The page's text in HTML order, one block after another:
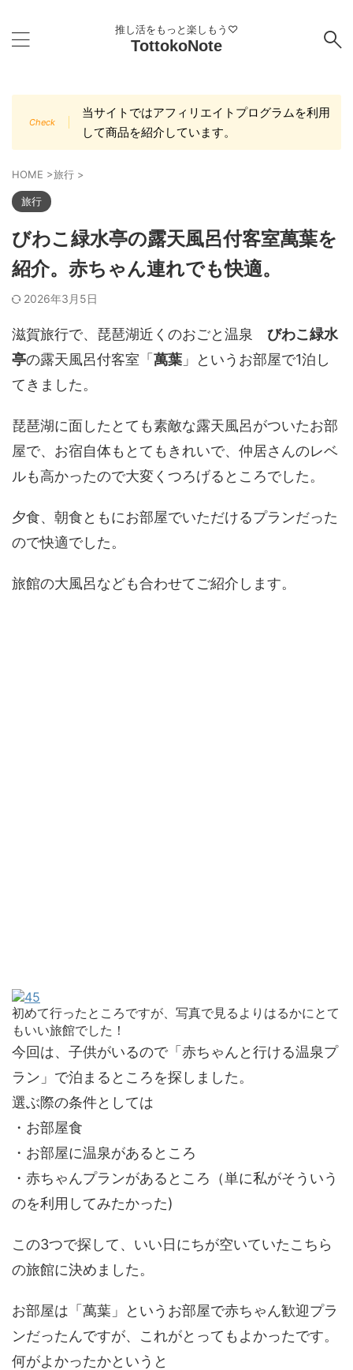
推し活をもっと楽しもう♡
TottokoNote
当サイトではアフィリエイトプログラムを利用
して商品を紹介しています。
HOME >旅行 >
旅行
びわこ緑水亭の露天風呂付客室萬葉を
紹介。赤ちゃん連れでも快適。
2026年3月5日
滋賀旅行で、琵琶湖近くのおごと温泉 びわこ緑水
亭の露天風呂付客室「 萬葉 」というお部屋で1泊し
てきました。
琵琶湖に面したとても素敵な露天風呂がついたお部
屋で、お宿自体もとてもきれいで、仲居さんのレベ
ルも高かったので大変くつろげるところでした。
夕食、朝食ともにお部屋でいただけるプランだった
ので快適でした。
旅館の大風呂なども合わせてご紹介します。
初めて行ったところですが、写真で見るよりはるかにとて
もいい旅館でした！
今回は、子供がいるので「赤ちゃんと行ける温泉プ
ラン」で泊まるところを探しました。
選ぶ際の条件としては
・お部屋食
・お部屋に温泉があるところ
・赤ちゃんプランがあるところ（単に私がそういう
のを利用してみたかった)
この3つで探して、いい日にちが空いていたこちら
の旅館に決めました。
お部屋は「萬葉」というお部屋で赤ちゃん歓迎プラ
ンだったんですが、これがとってもよかったです。
何がよかったかというと